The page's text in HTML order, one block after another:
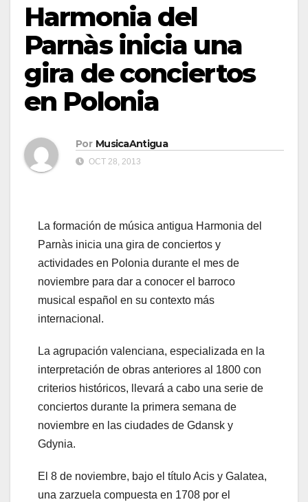
Harmonia del
Parnàs inicia una
gira de conciertos
en Polonia
Por MusicaAntigua
OCT 28, 2013
La formación de música antigua Harmonia del
Parnàs inicia una gira de conciertos y
actividades en Polonia durante el mes de
noviembre para dar a conocer el barroco
musical español en su contexto más
internacional.
La agrupación valenciana, especializada en la
interpretación de obras anteriores al 1800 con
criterios históricos, llevará a cabo una serie de
conciertos durante la primera semana de
noviembre en las ciudades de Gdansk y
Gdynia.
El 8 de noviembre, bajo el título Acis y Galatea,
una zarzuela compuesta en 1708 por el